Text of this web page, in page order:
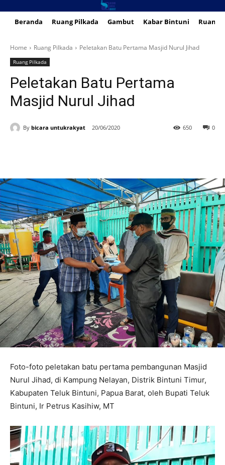
Beranda Ruang Pilkada Gambut Kabar Bintuni Ruang
Home Ruang Pilkada Peletakan Batu Pertama Masjid Nurul Jihad
Ruang Pilkada
Peletakan Batu Pertama
Masjid Nurul Jihad
By bicara untukrakyat 20/06/2020 0
650
Foto-foto peletakan batu pertama pembangunan Masjid
Nurul Jihad, di Kampung Nelayan, Distrik Bintuni Timur,
Kabupaten Teluk Bintuni, Papua Barat, oleh Bupati Teluk
Bintuni, Ir Petrus Kasihiw, MT